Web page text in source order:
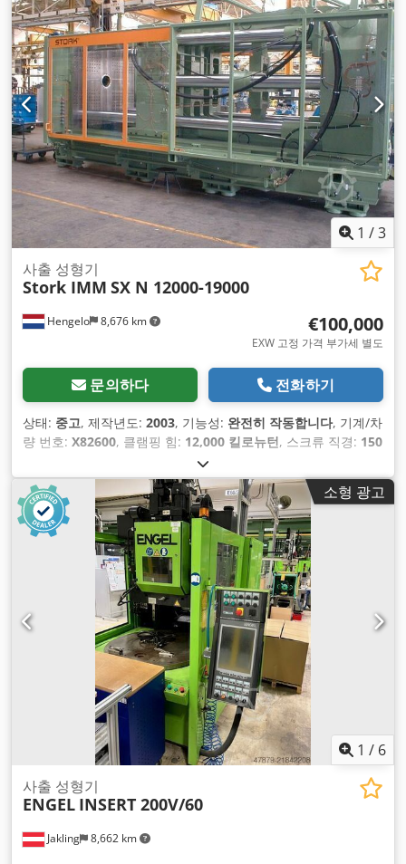
1 /3
Hengelo 8,676 km
사출 성형기
Stork IMM SX N 12000-19000
€100,000
EXW 고정 가격 부가세 별도
문의하다 전화하기
상태: 중고, 제작년도: 2003, 기능성: 완전히 작동합니다, 기계/차
량 번호: X82600, 클램핑 힘: 12,000 킬로뉴턴, 스크류 직경: 150
1,200 mm
압력:1,500 바, 사출 중량:11,584 g, 개방 행정:1,400 mm,
소형 광고
1 / 6
Jakling 8,662 km
사출 성형기
ENGEL INSERT 200V/60